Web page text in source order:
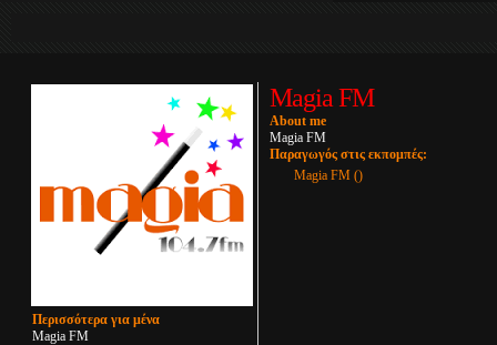
Περισσότερα για μένα
Magia FM
Magia FM
About me
Magia FM
Παραγωγός στις εκπομπές:
Magia FM ()